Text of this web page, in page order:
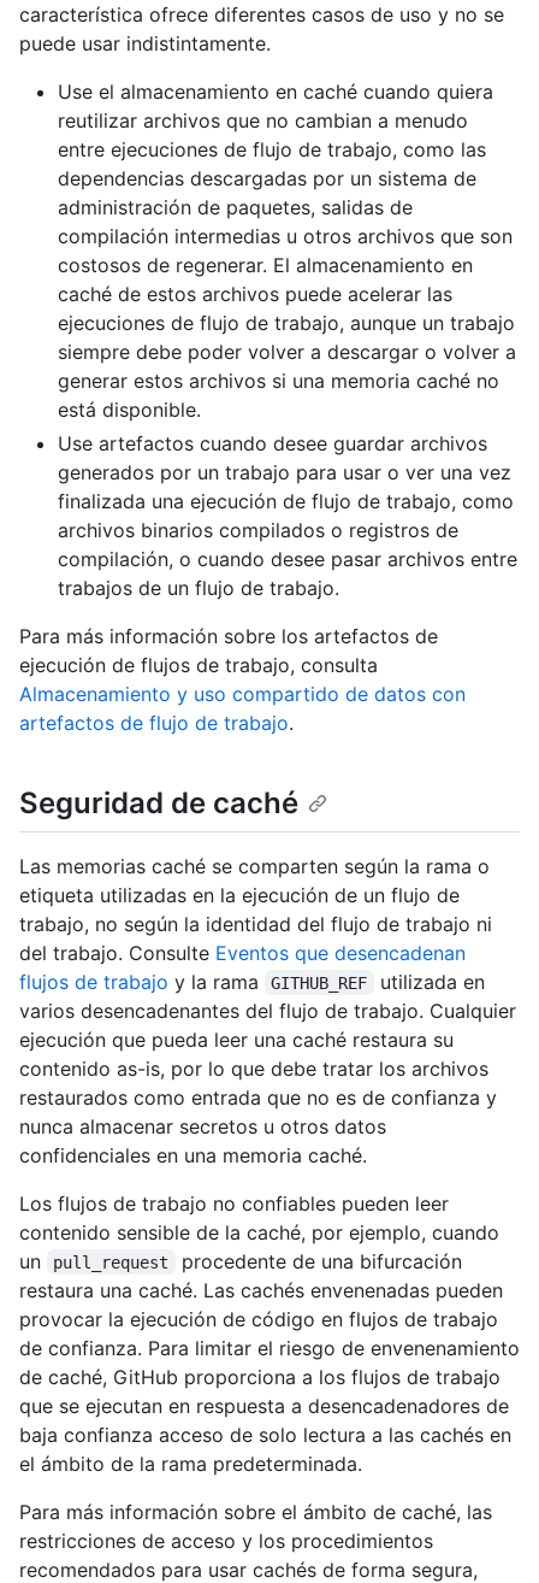
característica ofrece diferentes casos de uso y no se
puede usar indistintamente.
Use el almacenamiento en caché cuando quiera
reutilizar archivos que no cambian a menudo
entre ejecuciones de flujo de trabajo, como las
dependencias descargadas por un sistema de
administración de paquetes, salidas de
compilación intermedias u otros archivos que son
costosos de regenerar. El almacenamiento en
caché de estos archivos puede acelerar las
ejecuciones de flujo de trabajo, aunque un trabajo
siempre debe poder volver a descargar o volver a
generar estos archivos si una memoria caché no
está disponible.
Use artefactos cuando desee guardar archivos
generados por un trabajo para usar o ver una vez
finalizada una ejecución de flujo de trabajo, como
archivos binarios compilados o registros de
compilación, o cuando desee pasar archivos entre
trabajos de un flujo de trabajo.
Para más información sobre los artefactos de
ejecución de flujos de trabajo, consulta
Almacenamiento y uso compartido de datos con
artefactos de flujo de trabajo.
Seguridad de caché
Las memorias caché se comparten según la rama o
etiqueta utilizadas en la ejecución de un flujo de
trabajo, no según la identidad del flujo de trabajo ni
del trabajo. Consulte Eventos que desencadenan
flujos de trabajo y la rama GITHUB_REF
utilizada en
varios desencadenantes del flujo de trabajo. Cualquier
ejecución que pueda leer una caché restaura su
contenido as-is, por lo que debe tratar los archivos
restaurados como entrada que no es de confianza y
nunca almacenar secretos u otros datos
confidenciales en una memoria caché.
Los flujos de trabajo no confiables pueden leer
contenido sensible de la caché, por ejemplo, cuando
un
pull_request
procedente de una bifurcación
restaura una caché. Las cachés envenenadas pueden
provocar la ejecución de código en flujos de trabajo
de confianza. Para limitar el riesgo de envenenamiento
de caché, GitHub proporciona a los flujos de trabajo
que se ejecutan en respuesta a desencadenadores de
baja confianza acceso de solo lectura a las cachés en
el ámbito de la rama predeterminada.
Para más información sobre el ámbito de caché, las
restricciones de acceso y los procedimientos
recomendados para usar cachés de forma segura,